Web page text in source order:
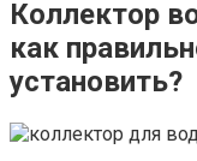
Коллектор
как
установить?